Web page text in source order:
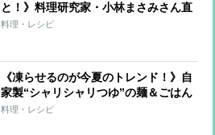
と！》料理研究家・小林まさみさん直
伝レシピ
料理・レシピ
《凍らせるのが今夏のトレンド！》自
家製“シャリシャリつゆ”の麺＆ごはん
7レシピ
料理・レシピ